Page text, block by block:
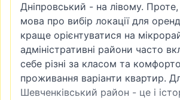
Дніпровський - на лівому.
мова про вибір локації для
краще орієнтуватися на
адміністративні райони часто
себе різні за класом та
проживання варіанти квартир.
Шевченківський район - це і